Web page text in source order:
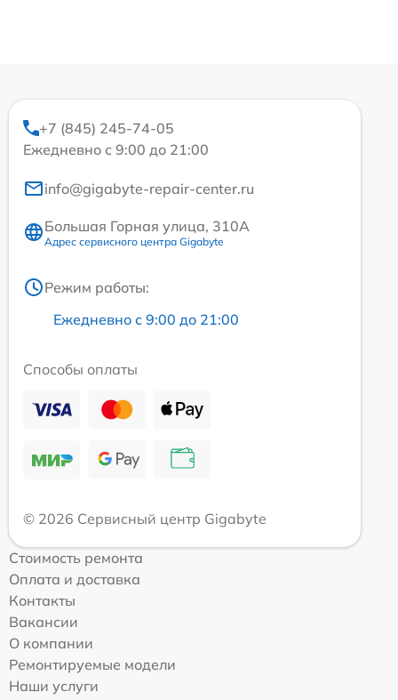
+7 (845) 245-74-05
Ежедневно с 9:00 до 21:00
info@gigabyte-repair-center.ru
Большая Горная улица, 310А
Адрес сервисного центра Gigabyte
Режим работы:
Ежедневно с 9:00 до 21:00
Способы оплаты
© 2026 Сервисный центр Gigabyte
Стоимость ремонта
Оплата и доставка
Контакты
Вакансии
О компании
Ремонтируемые модели
Наши услуги